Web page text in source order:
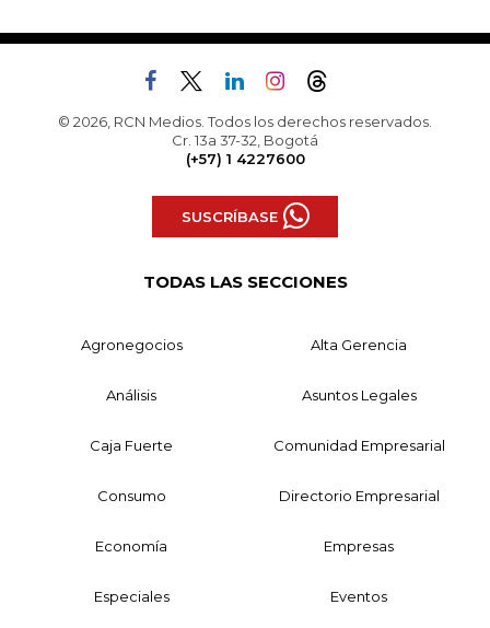
© 2026, RCN Medios. Todos los derechos reservados.
Cr. 13a 37-32, Bogotá
(+57) 1 4227600
SUSCRÍBASE
TODAS LAS SECCIONES
Agronegocios Alta Gerencia
Análisis Asuntos Legales
Caja Fuerte Comunidad Empresarial
Consumo Directorio Empresarial
Economía Empresas
Especiales Eventos